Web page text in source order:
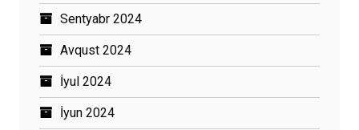
Sentyabr 2024
Avqust 2024
İyul 2024
İyun 2024